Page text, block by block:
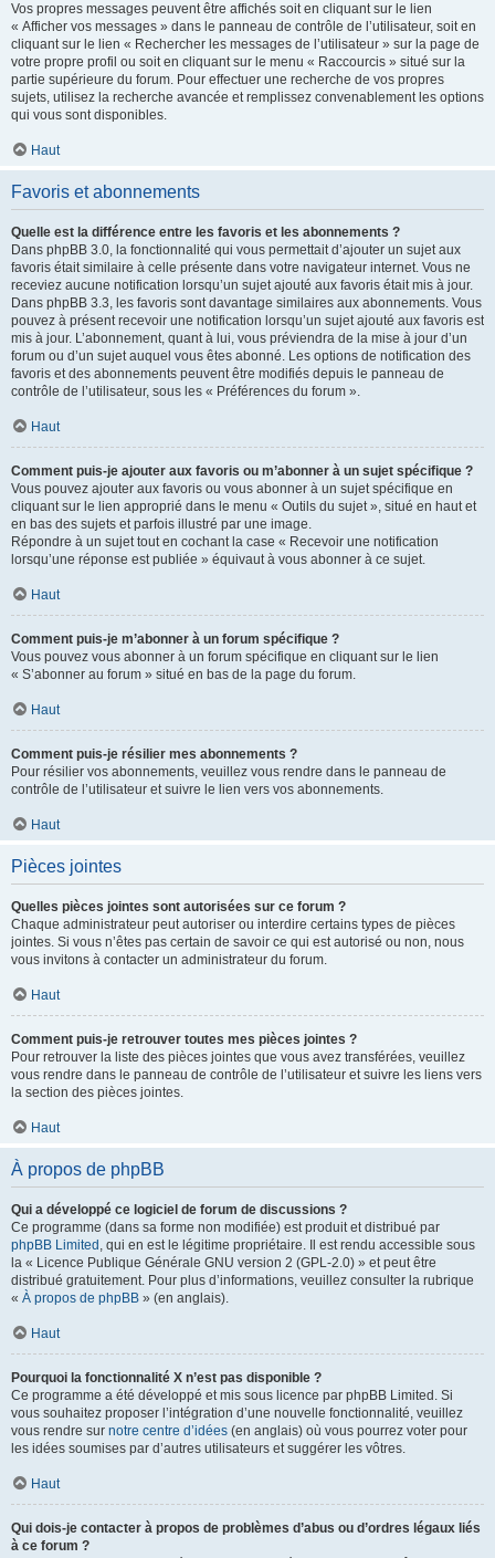
Vos propres messages peuvent être affichés soit en cliquant sur le lien
« Afficher vos messages » dans le panneau de contrôle de l’utilisateur, soit en
cliquant sur le lien « Rechercher les messages de l’utilisateur » sur la page de
votre propre profil ou soit en cliquant sur le menu « Raccourcis » situé sur la
partie supérieure du forum. Pour effectuer une recherche de vos propres
sujets, utilisez la recherche avancée et remplissez convenablement les options
qui vous sont disponibles.
Haut
Favoris et abonnements
Quelle est la différence entre les favoris et les abonnements ?
Dans phpBB 3.0, la fonctionnalité qui vous permettait d’ajouter un sujet aux
favoris était similaire à celle présente dans votre navigateur internet. Vous ne
receviez aucune notification lorsqu’un sujet ajouté aux favoris était mis à jour.
Dans phpBB 3.3, les favoris sont davantage similaires aux abonnements. Vous
pouvez à présent recevoir une notification lorsqu’un sujet ajouté aux favoris est
mis à jour. L’abonnement, quant à lui, vous préviendra de la mise à jour d’un
forum ou d’un sujet auquel vous êtes abonné. Les options de notification des
favoris et des abonnements peuvent être modifiés depuis le panneau de
contrôle de l’utilisateur, sous les « Préférences du forum ».
Haut
Comment puis-je ajouter aux favoris ou m’abonner à un sujet spécifique ?
Vous pouvez ajouter aux favoris ou vous abonner à un sujet spécifique en
cliquant sur le lien approprié dans le menu « Outils du sujet », situé en haut et
en bas des sujets et parfois illustré par une image.
Répondre à un sujet tout en cochant la case « Recevoir une notification
lorsqu’une réponse est publiée » équivaut à vous abonner à ce sujet.
Haut
Comment puis-je m’abonner à un forum spécifique ?
Vous pouvez vous abonner à un forum spécifique en cliquant sur le lien
« S’abonner au forum » situé en bas de la page du forum.
Haut
Comment puis-je résilier mes abonnements ?
Pour résilier vos abonnements, veuillez vous rendre dans le panneau de
contrôle de l’utilisateur et suivre le lien vers vos abonnements.
Haut
Pièces jointes
Quelles pièces jointes sont autorisées sur ce forum ?
Chaque administrateur peut autoriser ou interdire certains types de pièces
jointes. Si vous n’êtes pas certain de savoir ce qui est autorisé ou non, nous
vous invitons à contacter un administrateur du forum.
Haut
Comment puis-je retrouver toutes mes pièces jointes ?
Pour retrouver la liste des pièces jointes que vous avez transférées, veuillez
vous rendre dans le panneau de contrôle de l’utilisateur et suivre les liens vers
la section des pièces jointes.
Haut
À propos de phpBB
Qui a développé ce logiciel de forum de discussions ?
Ce programme (dans sa forme non modifiée) est produit et distribué par
phpBB Limited , qui en est le légitime propriétaire. Il est rendu accessible sous
la « Licence Publique Générale GNU version 2 (GPL-2.0) » et peut être
distribué gratuitement. Pour plus d’informations, veuillez consulter la rubrique
« À propos de phpBB » (en anglais).
Haut
Pourquoi la fonctionnalité X n’est pas disponible ?
Ce programme a été développé et mis sous licence par phpBB Limited. Si
vous souhaitez proposer l’intégration d’une nouvelle fonctionnalité, veuillez
vous rendre sur notre centre d’idées (en anglais) où vous pourrez voter pour
les idées soumises par d’autres utilisateurs et suggérer les vôtres.
Haut
Qui dois-je contacter à propos de problèmes d’abus ou d’ordres légaux liés
à ce forum ?